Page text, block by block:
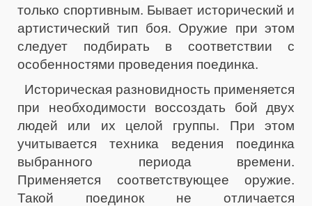
только спортивным. Бывает исторический и
артистический тип боя. Оружие при этом
следует подбирать в соответствии с
особенностями проведения поединка.
Историческая разновидность применяется
при необходимости воссоздать бой двух
людей или их целой группы. При этом
учитывается техника ведения поединка
выбранного периода времени.
Применяется соответствующее оружие.
Такой поединок не отличается